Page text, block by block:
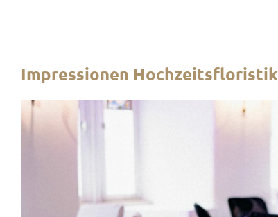
Impressionen Hochzeitsfloristik